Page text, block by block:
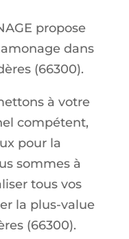
propose
dans
(66300).
à votre
compétent,
pour la
sommes à
tous vos
la plus-value
(66300).